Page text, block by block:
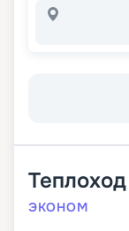
Теплоход
ЭКОНОМ